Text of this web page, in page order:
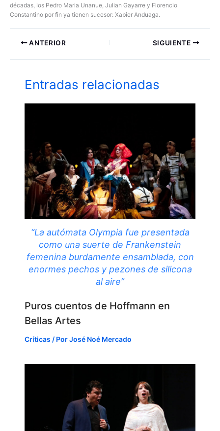
décadas, los Pedro Maria Unanue, Julian Gayarre y Florencio
Constantino por fin ya tienen sucesor: Xabier Anduaga.
ANTERIOR SIGUIENTE
Entradas relacionadas
“La autómata Olympia fue presentada
como una suerte de Frankenstein
femenina burdamente ensamblada, con
enormes pechos y pezones de silicona
al aire”
Puros cuentos de Hoffmann en
Bellas Artes
Críticas / PorJosé Noé Mercado